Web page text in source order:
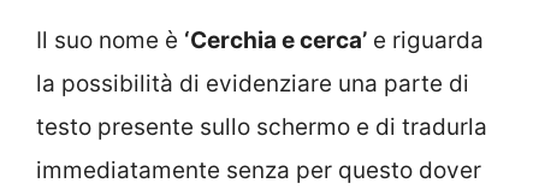
Il suo nome è ‘Cerchia e cerca’ e riguarda
la possibilità di evidenziare una parte di
testo presente sullo schermo e di tradurla
immediatamente senza per questo dover